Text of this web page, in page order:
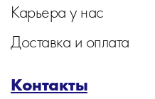
Карьера у нас
Доставка и оплата
Контакты